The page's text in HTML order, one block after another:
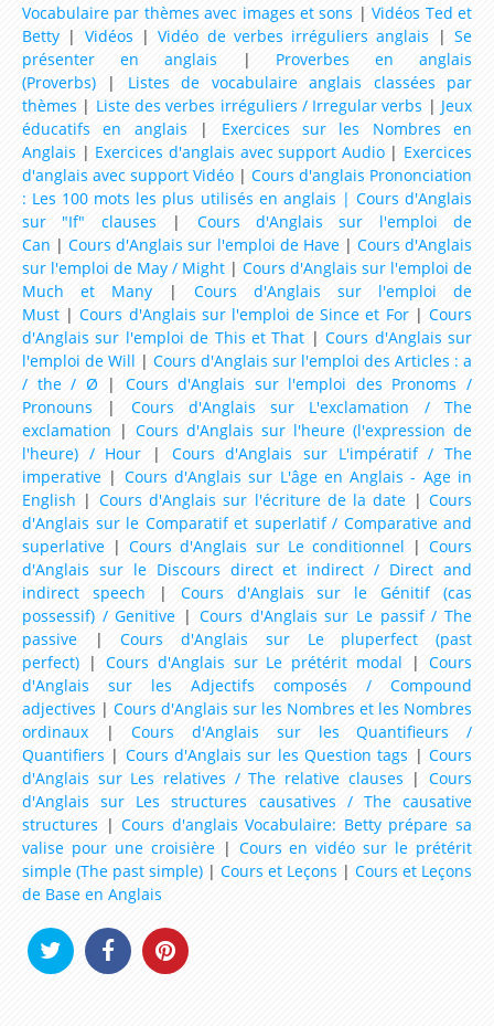
Ressources par niveau
Ressources d'Anglais pour les Classes de niveau CP
Ressources d'Anglais pour les Classes de niveau
CE1
Ressources d'Anglais pour les Classes de niveau
CE2
Ressources d'Anglais pour les Classes de niveau
CM1
Ressources d'Anglais pour les Classes de niveau
CM2
Ressources d'Anglais pour les Classes de niveau
6ème
Ressources d'Anglais pour les Classes de niveau
5ème
Ressources d'Anglais pour les Classes de niveau
4ème
Ressources d'Anglais pour les Classes de niveau
3ème
Ressources d'Anglais pour les Classes de niveau
2nde (Seconde)
Ressources d'Anglais pour les Classes de niveau
1ère (Première)
Ressources d'Anglais pour les Classes de niveau
Terminale
Dictionnaire Anglais
Vocabulaire par thèmes avec images et sons |Vidéos Ted et
Betty | Vidéos |Vidéo de verbes irréguliers anglais |Se
présenter en anglais | Proverbes en anglais
(Proverbs) | Listes de vocabulaire anglais classées par
thèmes | Liste des verbes irréguliers / Irregular verbs | Jeux
éducatifs en anglais | Exercices sur les Nombres en
Anglais | Exercices d'anglais avec support Audio| Exercices
d'anglais avec support Vidéo | Cours d'anglais Prononciation
: Les 100 mots les plus utilisés en anglais | Cours d'Anglais
sur "If" clauses | Cours d'Anglais sur l'emploi de
Can |Cours d'Anglais sur l'emploi de Have| Cours d'Anglais
sur l'emploi de May / Might | Cours d'Anglais sur l'emploi de
Much et Many | Cours d'Anglais sur l'emploi de
Must |Cours d'Anglais sur l'emploi de Since et For|Cours
d'Anglais sur l'emploi de This et That |Cours d'Anglais sur
l'emploi de Will | Cours d'Anglais sur l'emploi des Articles : a
/ the / Ø | Cours d'Anglais sur l'emploi des Pronoms /
Pronouns | Cours d'Anglais sur L'exclamation / The
exclamation | Cours d'Anglais sur l'heure (l'expression de
l'heure) / Hour | Cours d'Anglais sur L'impératif / The
imperative | Cours d'Anglais sur L'âge en Anglais - Age in
English | Cours d'Anglais sur l'écriture de la date |Cours
d'Anglais sur le Comparatif et superlatif / Comparative and
superlative |Cours d'Anglais sur Le conditionnel | Cours
d'Anglais sur le Discours direct et indirect / Direct and
indirect speech | Cours d'Anglais sur le Génitif (cas
possessif) / Genitive | Cours d'Anglais sur Le passif / The
passive |Cours d'Anglais sur Le pluperfect (past
perfect) | Cours d'Anglais sur Le prétérit modal |Cours
d'Anglais sur les Adjectifs composés / Compound
adjectives | Cours d'Anglais sur les Nombres et les Nombres
ordinaux |Cours d'Anglais sur les Quantifieurs /
Quantifiers | Cours d'Anglais sur les Question tags |Cours
d'Anglais sur Les relatives / The relative clauses |Cours
d'Anglais sur Les structures causatives / The causative
structures |Cours d'anglais Vocabulaire: Betty prépare sa
valise pour une croisière| Cours en vidéo sur le prétérit
simple (The past simple) | Cours et Leçons | Cours et Leçons
de Base en Anglais